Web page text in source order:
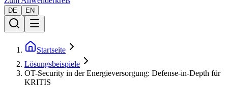
DE EN
Startseite
Lösungsbeispiele
OT-Security in der Energieversorgung: Defense-in-Depth für
KRITIS